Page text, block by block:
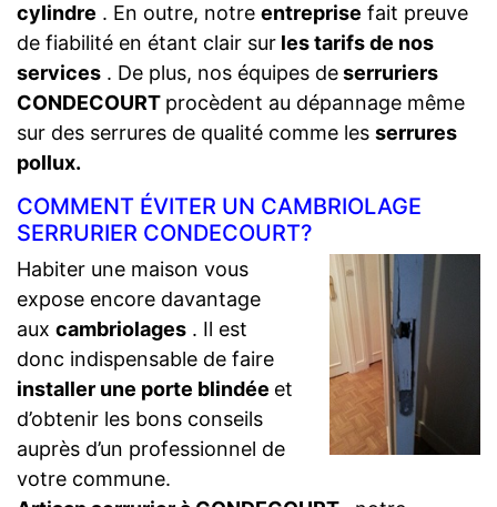
cylindre . En outre, notre entreprise fait preuve
de fiabilité en étant clair sur les tarifs de nos
services . De plus, nos équipes deserruriers
CONDECOURT procèdent au dépannage même
sur des serrures de qualité comme les serrures
pollux.
COMMENT ÉVITER UN CAMBRIOLAGE
SERRURIER CONDECOURT?
Habiter une maison vous
expose encore davantage
aux cambriolages . Il est
donc indispensable de faire
installer une porte blindée et
d’obtenir les bons conseils
auprès d’un professionnel de
votre commune.